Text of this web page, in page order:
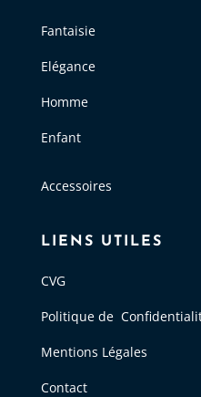
Fantaisie
Elégance
Homme
Enfant
Accessoires
LIENS UTILES
CVG
Politique de
Mentions Légales
Contact